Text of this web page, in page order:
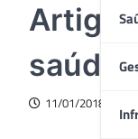
Artigo
saúde
11/01/2018